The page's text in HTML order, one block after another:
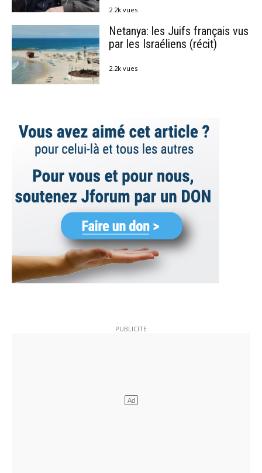
2.2k vues
Netanya: les Juifs français vus
par les Israéliens (récit)
2.2k vues